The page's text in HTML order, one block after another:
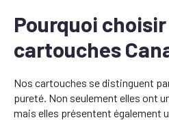
Pourquoi
cartouches
Nos cartouches se distinguent
pureté. Non seulement elles ont
mais elles présentent également